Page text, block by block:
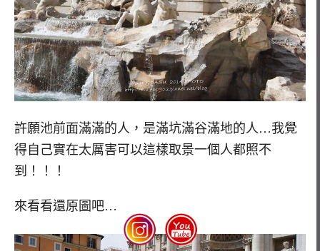
許願池前面滿滿的人，是滿坑滿谷滿地的人…我覺
得自己實在太厲害可以這樣取景一個人都照不
到！！！
來看看還原圖吧…